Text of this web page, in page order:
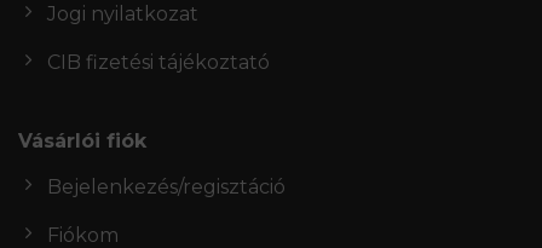
Jogi nyilatkozat
CIB fizetési tájékoztató
Vásárlói fiók
Bejelenkezés/regisztáció
Fiókom